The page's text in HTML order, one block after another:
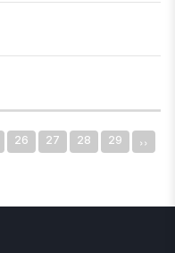
26 27 28 29 ››